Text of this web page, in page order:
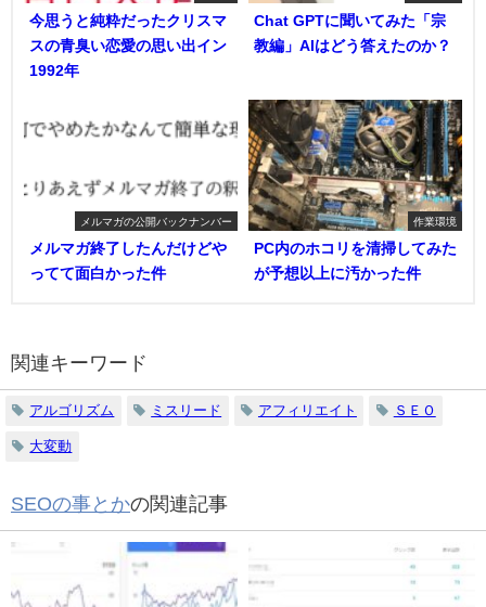
今思うと純粋だったクリスマ
スの青臭い恋愛の思い出イン
1992年
Chat GPTに聞いてみた「宗
教編」AIはどう答えたのか？
メルマガの公開バックナンバー
メルマガ終了したんだけどや
ってて面白かった件
作業環境
PC内のホコリを清掃してみた
が予想以上に汚かった件
関連キーワード
アルゴリズム ミスリード アフィリエイト ＳＥＯ
大変動
SEOの事とかの関連記事